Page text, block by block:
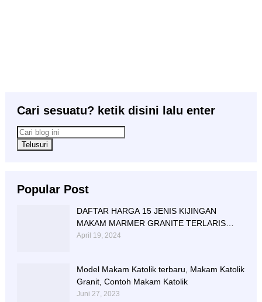
Cari sesuatu? ketik disini lalu enter
Popular Post
DAFTAR HARGA 15 JENIS KIJINGAN
MAKAM MARMER GRANITE TERLARIS
BERIKUT NISAN NYA
April 19, 2024
Model Makam Katolik terbaru, Makam Katolik
Granit, Contoh Makam Katolik
Juni 27, 2023